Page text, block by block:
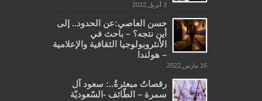
3 أبريل,2022
حسن العاصي:عن الحدود.. إلى
أين نتجه؟ – باحث في
الأنثروبولوجيا الثقافية والإعلامية
– هولندا
16 مارس,2022
رقصاتُ مبعثرةُ..: سعود آل
سمرة – الطّائف -السّعوديّة